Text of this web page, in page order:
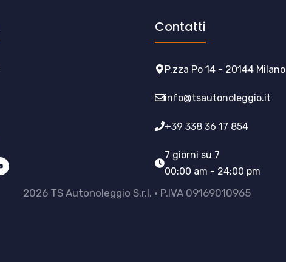
Contatti
P.zza Po 14 - 20144 Milano
info@tsautonoleggio.it
+39 338 36 17 854
7 giorni su 7
00:00 am - 24:00 pm
2026 TS Autonoleggio S.r.l. • P.IVA 09169010965